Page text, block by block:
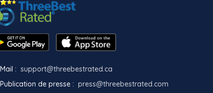
Mail : support@threebestrated.ca
Publication de presse : press@threebestrated.com